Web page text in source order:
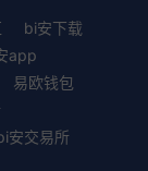
bi安下载
app
易欧钱包
安交易所